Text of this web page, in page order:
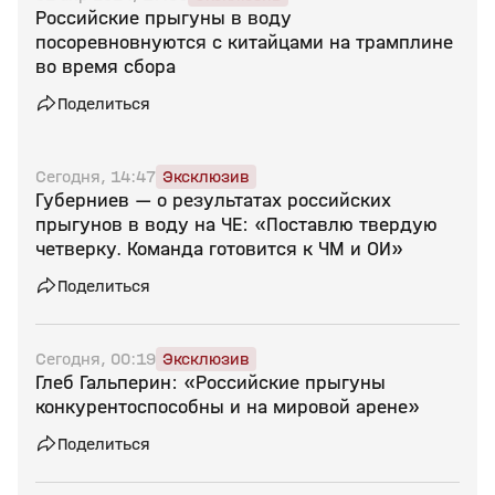
Российские прыгуны в воду
посоревновнуются с китайцами на трамплине
во время сбора
Поделиться
Сегодня, 14:47 Эксклюзив
Губерниев — о результатах российских
прыгунов в воду на ЧЕ: «Поставлю твердую
четверку. Команда готовится к ЧМ и ОИ»
Поделиться
Сегодня, 00:19 Эксклюзив
Глеб Гальперин: «Российские прыгуны
конкурентоспособны и на мировой арене»
Поделиться